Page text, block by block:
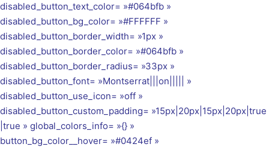
disabled_button_text_color= »#064bfb »
disabled_button_bg_color= »#FFFFFF »
disabled_button_border_width= »1px »
disabled_button_border_color= »#064bfb »
disabled_button_border_radius= »33px »
disabled_button_font= »Montserrat|||on||||| »
disabled_button_use_icon= »off »
disabled_button_custom_padding= »15px|20px|15px|20px|true
|true » global_colors_info= »{} »
button_bg_color__hover= »#0424ef »